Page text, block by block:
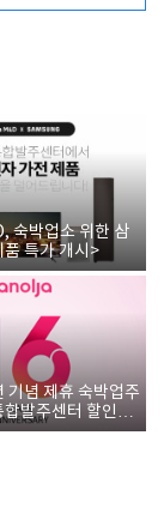
숙박업소 위한 삼
품 특가 개시>
기념 제휴 숙박업주
합발주센터 할인쿠